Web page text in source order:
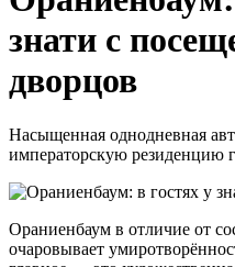
знати с
дворцов
Насыщенная однодневная
императорскую резиденцию
Ораниенбаум в отличие от
очаровывает